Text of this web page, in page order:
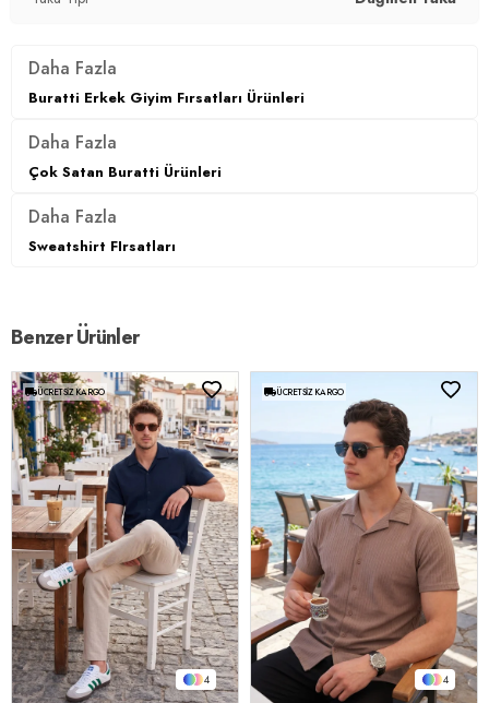
Daha Fazla
Buratti Erkek Giyim Fırsatları Ürünleri
Daha Fazla
Çok Satan Buratti Ürünleri
Daha Fazla
Sweatshirt FIrsatları
Benzer Ürünler
4
ÜCRETSIZ KARGO
4
ÜCRETSIZ KARGO